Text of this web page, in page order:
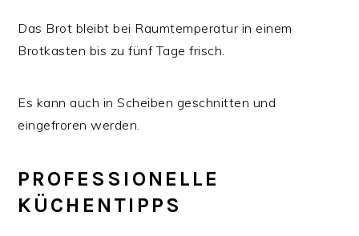
Das Brot bleibt bei Raumtemperatur in einem
Brotkasten bis zu fünf Tage frisch.
Es kann auch in Scheiben geschnitten und
eingefroren werden.
PROFESSIONELLE
KÜCHENTIPPS